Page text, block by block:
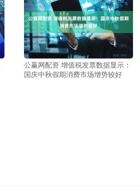
公赢网配资 增值税发票数据显示：
国庆中秋假期消费市场增势较好